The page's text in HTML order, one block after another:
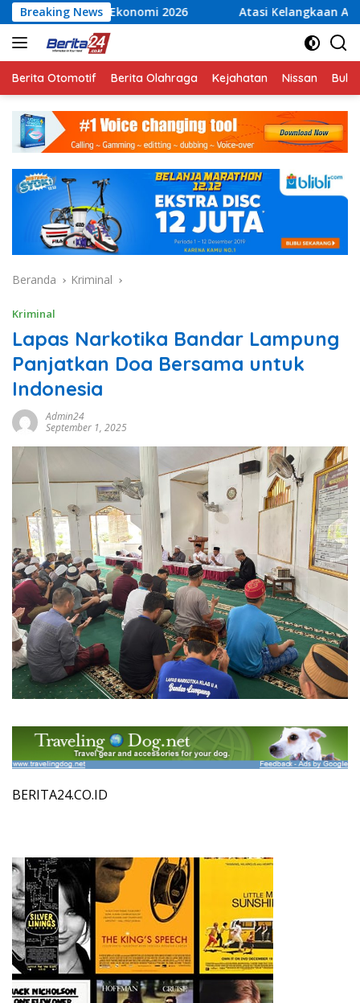
Langsung
ke
konten
Breaking News
2026 Atasi Kelangkaan Air Bersih, Babinsa
Berita Otomotif Berita Olahraga Kejahatan Nissan
Beranda Kriminal
Kriminal
Lapas Narkotika Bandar Lampung
Panjatkan Doa Bersama untuk
Indonesia
Admin24
September 1, 2025
BERITA24.CO.ID